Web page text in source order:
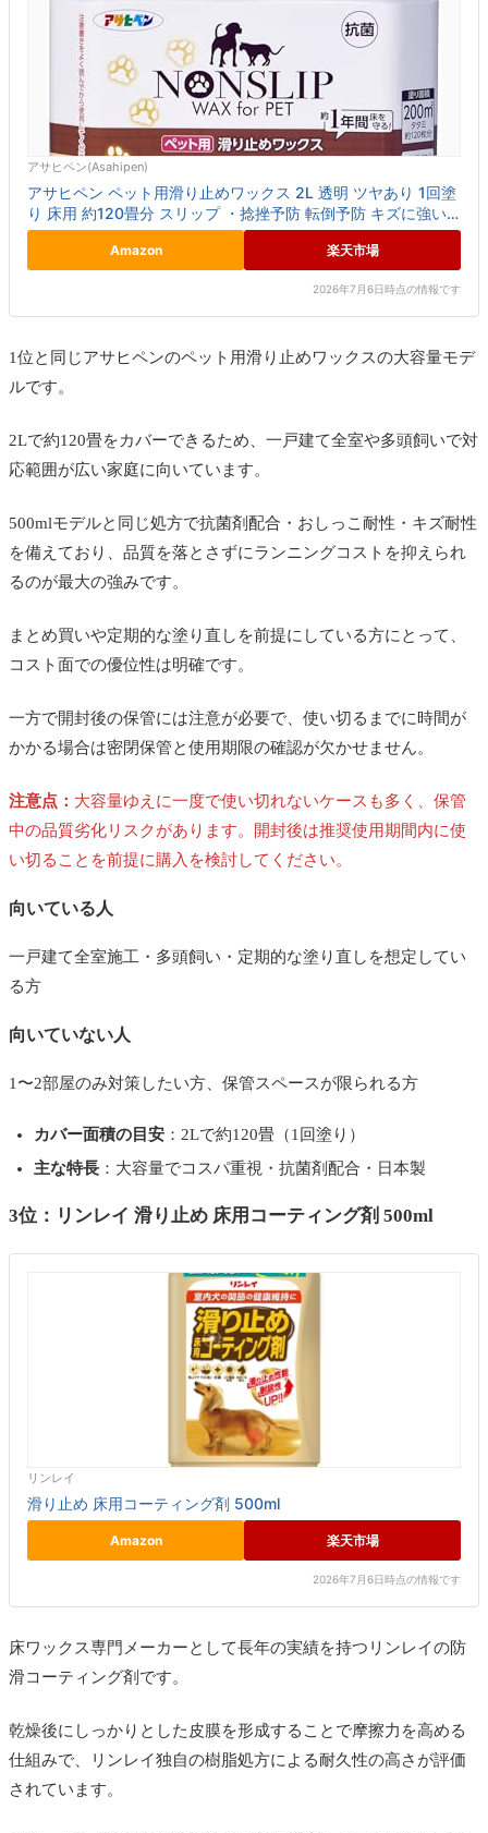
アサヒペン(Asahipen)
アサヒペン ペット用滑り止めワックス 2L 透明 ツヤあり 1回塗
り 床用 約120畳分 スリップ ・捻挫予防 転倒予防 キズに強い
おしっこに強い 抗菌剤配合 日本製
Amazon 楽天市場
2026年7月6日時点の情報です
1位と同じアサヒペンのペット用滑り止めワックスの大容量モデ
ルです。
2Lで約120畳をカバーできるため、一戸建て全室や多頭飼いで対
応範囲が広い家庭に向いています。
500mlモデルと同じ処方で抗菌剤配合・おしっこ耐性・キズ耐性
を備えており、品質を落とさずにランニングコストを抑えられ
るのが最大の強みです。
まとめ買いや定期的な塗り直しを前提にしている方にとって、
コスト面での優位性は明確です。
一方で開封後の保管には注意が必要で、使い切るまでに時間が
かかる場合は密閉保管と使用期限の確認が欠かせません。
注意点： 大容量ゆえに一度で使い切れないケースも多く、保管
中の品質劣化リスクがあります。開封後は推奨使用期間内に使
い切ることを前提に購入を検討してください。
向いている人
一戸建て全室施工・多頭飼い・定期的な塗り直しを想定してい
る方
向いていない人
1〜2部屋のみ対策したい方、保管スペースが限られる方
カバー面積の目安：2Lで約120畳（1回塗り）
主な特長：大容量でコスパ重視・抗菌剤配合・日本製
3位：リンレイ 滑り止め 床用コーティング剤 500ml
リンレイ
滑り止め 床用コーティング剤 500ml
Amazon 楽天市場
2026年7月6日時点の情報です
床ワックス専門メーカーとして長年の実績を持つリンレイの防
滑コーティング剤です。
乾燥後にしっかりとした皮膜を形成することで摩擦力を高める
仕組みで、リンレイ独自の樹脂処方による耐久性の高さが評価
されています。